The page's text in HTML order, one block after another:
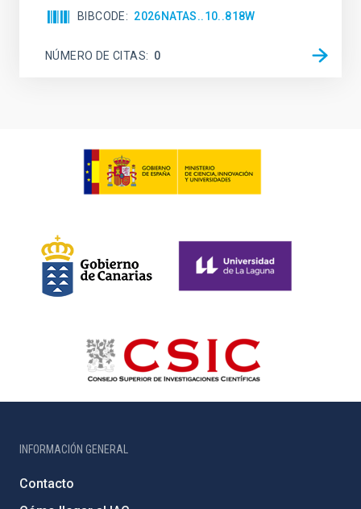
BIBCODE 2026NATAS..10..818W
NÚMERO DE CITAS 0
INFORMACIÓN GENERAL
Contacto